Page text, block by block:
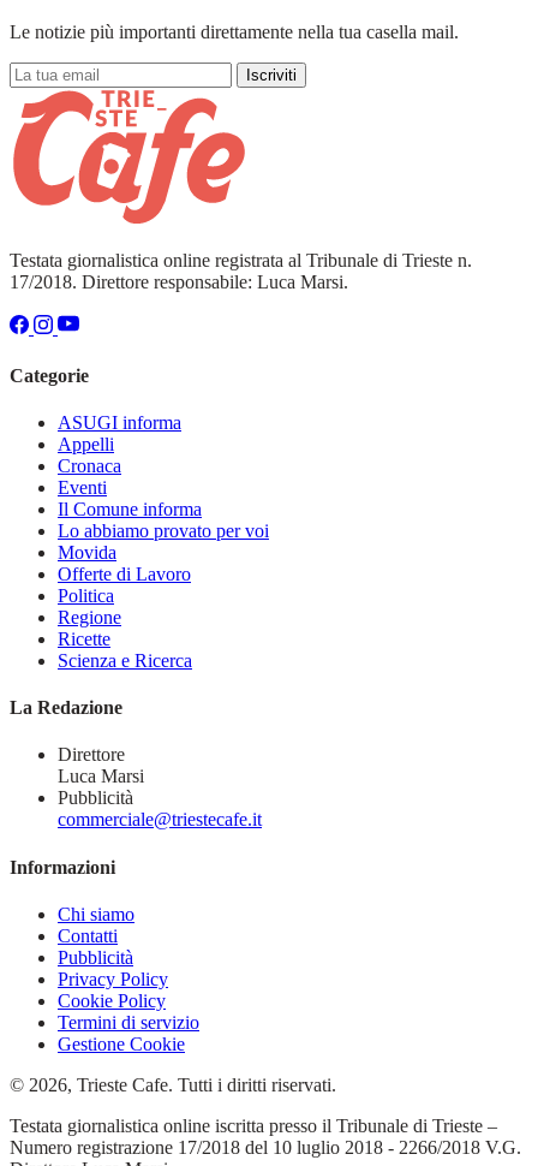
Le notizie più importanti direttamente nella tua casella mail.
Iscriviti
Testata giornalistica online registrata al Tribunale di Trieste n.
17/2018. Direttore responsabile: Luca Marsi.
Categorie
ASUGI informa
Appelli
Cronaca
Eventi
Il Comune informa
Lo abbiamo provato per voi
Movida
Offerte di Lavoro
Politica
Regione
Ricette
Scienza e Ricerca
La Redazione
Direttore
Luca Marsi
Pubblicità
commerciale@triestecafe.it
Informazioni
Chi siamo
Contatti
Pubblicità
Privacy Policy
Cookie Policy
Termini di servizio
Gestione Cookie
© 2026, Trieste Cafe. Tutti i diritti riservati.
Testata giornalistica online iscritta presso il Tribunale di Trieste –
Numero registrazione 17/2018 del 10 luglio 2018 - 2266/2018 V.G.